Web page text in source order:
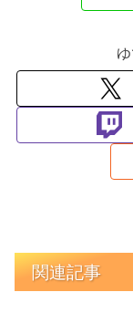
関連記事